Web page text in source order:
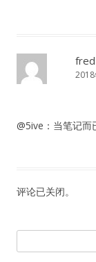
@5ive：当笔记而
评论已关闭。
索：